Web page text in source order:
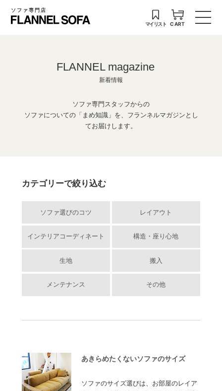
ソファ専門店
マイリスト CART
FLANNEL magazine
新着情報
ソファ専門スタッフからの
ソファについての「まめ知識」を、フランネルマガジンとし
てお届けします。
カテゴリーで絞り込む
ソファ選びのコツ レイアウト
インテリアコーディネート 構造・座り心地
生地 搬入
メンテナンス その他
あきらめたくないソファのサイズ
ソファのサイズ選びは、お部屋のレイア